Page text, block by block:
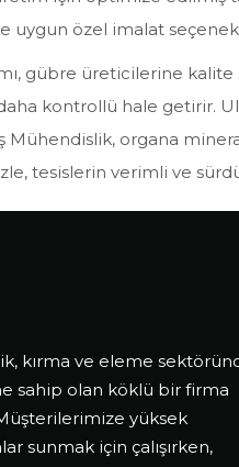
uygun özel imalat
gübre üreticilerine kalite
kontrollü hale getirir.
Mühendislik, organa
tesislerin verimli ve
kırma ve eleme
sahip olan köklü bir firma
yüksek
sunmak için çalışırken,